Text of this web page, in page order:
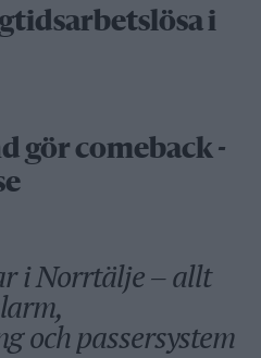
i
gör comeback -
i Norrtälje – allt
och passersystem